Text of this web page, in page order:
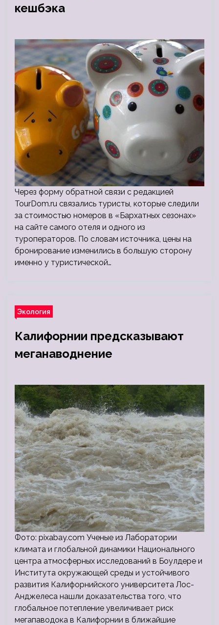
кешбэка
Через форму обратной связи с редакцией
TourDom.ru связались туристы, которые следили
за стоимостью номеров в «Бархатных сезонах»
на сайте самого отеля и одного из
туроператоров. По словам источника, цены на
бронирование изменились в большую сторону
именно у туристической…
Экология
Калифорнии предсказывают
меганаводнение
Фото: pixabay.com Ученые из Лаборатории
климата и глобальной динамики Национального
центра атмосферных исследований в Боулдере и
Института окружающей среды и устойчивого
развития Калифорнийского университета Лос-
Анджелеса нашли доказательства того, что
глобальное потепление увеличивает риск
мегапаводока в Калифорнии в ближайшие